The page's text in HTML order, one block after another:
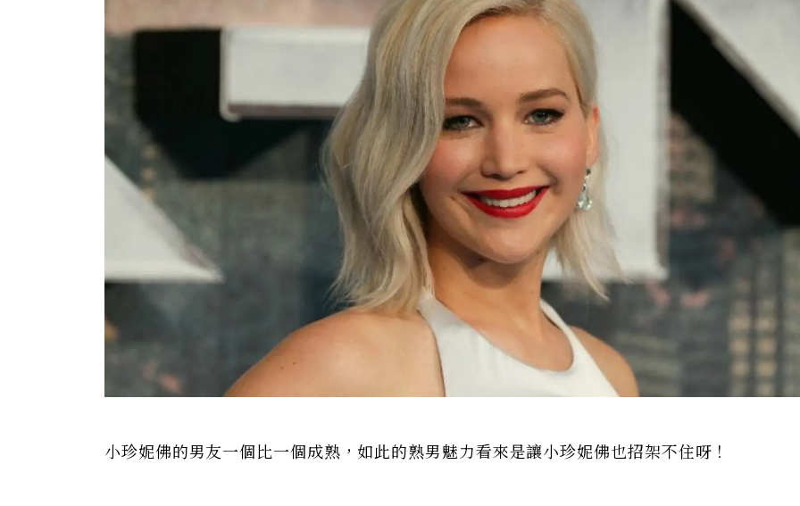
小珍妮佛的男友一個比一個成熟，如此的熟男魅力看來是讓小珍妮佛也招架不住呀！